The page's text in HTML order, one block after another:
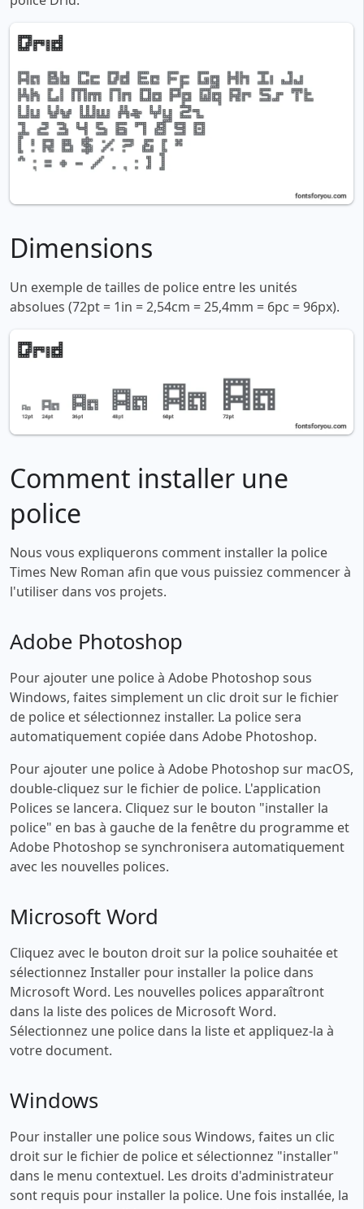
Dimensions
Un exemple de tailles de police entre les unités
absolues (72pt = 1in = 2,54cm = 25,4mm = 6pc = 96px).
Comment installer une
police
Nous vous expliquerons comment installer la police
Times New Roman afin que vous puissiez commencer à
l'utiliser dans vos projets.
Adobe Photoshop
Pour ajouter une police à Adobe Photoshop sous
Windows, faites simplement un clic droit sur le fichier
de police et sélectionnez installer. La police sera
automatiquement copiée dans Adobe Photoshop.
Pour ajouter une police à Adobe Photoshop sur macOS,
double-cliquez sur le fichier de police. L'application
Polices se lancera. Cliquez sur le bouton "installer la
police" en bas à gauche de la fenêtre du programme et
Adobe Photoshop se synchronisera automatiquement
avec les nouvelles polices.
Microsoft Word
Cliquez avec le bouton droit sur la police souhaitée et
sélectionnez Installer pour installer la police dans
Microsoft Word. Les nouvelles polices apparaîtront
dans la liste des polices de Microsoft Word.
Sélectionnez une police dans la liste et appliquez-la à
votre document.
Windows
Pour installer une police sous Windows, faites un clic
droit sur le fichier de police et sélectionnez "installer"
dans le menu contextuel. Les droits d'administrateur
sont requis pour installer la police. Une fois installée, la